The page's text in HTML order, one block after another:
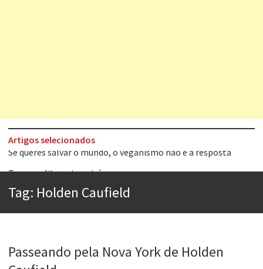
Artigos selecionados
Tem que filmar isso daí
Aprender a fracassar é o segredo do sucesso
Esse tal de Rock Gaúcho
Os causos de Jorge Luis Borges
Tag: Holden Caufield
Passeando pela Nova York de Holden